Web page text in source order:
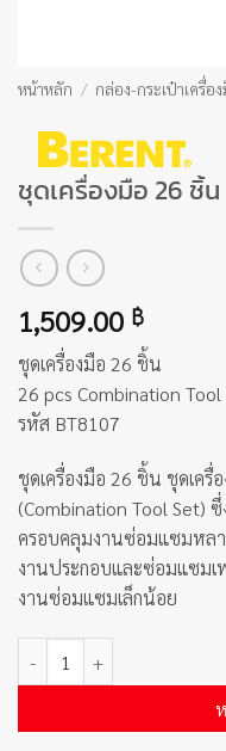
หน้าหลัก / กล่อง-กระเป๋าเครื่อ
ชุดเครื่องมือ 26 ชิ้น
1,509.00 ฿
ชุดเครื่องมือ 26 ชิ้น
26 pcs Combination Tool
รหัส BT8107
ชุดเครื่องมือ 26 ชิ้น ชุดเครื่
(Combination Tool Set)
ครอบคลุมงานซ่อมแซมหล
งานประกอบและซ่อมแซมเ
งานซ่อมแซมเล็กน้อย